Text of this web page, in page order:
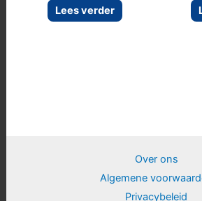
Lees verder
Over ons
Algemene
Privacybeleid